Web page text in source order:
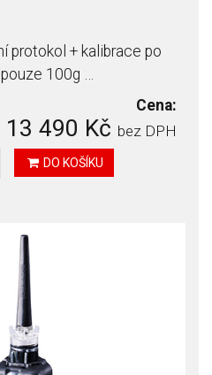
protokol + kalibrace po
100g …
Cena:
13 490 Kč bez DPH
DO KOŠÍKU